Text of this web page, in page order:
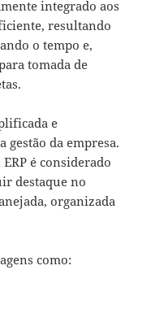
integrado aos
resultando
o tempo e,
tomada de
e
da empresa.
é considerado
destaque no
organizada
como: